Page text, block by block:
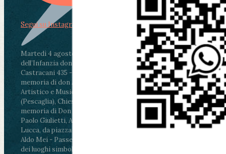
Martedì 4 agosto2026
ore 11:30 - Lucca, Scuola
dell’Infanzia don Aldo Mei - Viale Castruccio
Castracani 435 - Inaugurazione murales in
memoria di don Aldo Mei curato dal Liceo
Artistico e Musicale “Passaglia”
ore 18 - Fiano
(Pescaglia), Chiesa parrocchiale - Messa in
memoria di Don Aldo Mei celebrata da mons.
Paolo Giulietti, Arcivescovo di Lucca
ore 20.30 -
Lucca, da piazza San Michele al Cippo di don
Aldo Mei - Passeggiata della Memoria in alcuni
dei luoghi simbolo della città. Ritrovo alle ore
Segui su Instagram